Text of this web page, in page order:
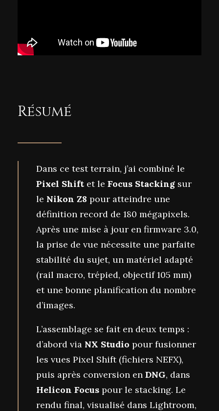
Résumé
Dans ce test terrain, j’ai combiné le
Pixel Shift et le Focus Stacking sur
le Nikon Z8 pour atteindre une
définition record de 180 mégapixels.
Après une mise à jour en firmware 3.0,
la prise de vue nécessite une parfaite
stabilité du sujet, un matériel adapté
(rail macro, trépied, objectif 105 mm)
et une bonne planification du nombre
d’images.
L’assemblage se fait en deux temps :
d’abord via NX Studio pour fusionner
les vues Pixel Shift (fichiers NEFX),
puis après conversion en DNG, dans
Helicon Focus pour le stacking. Le
rendu final, visualisé dans Lightroom,